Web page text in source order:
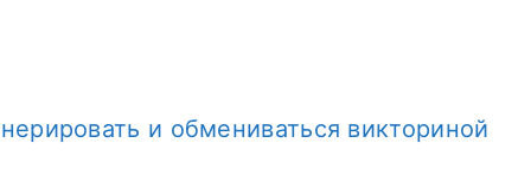
и обмениваться викториной